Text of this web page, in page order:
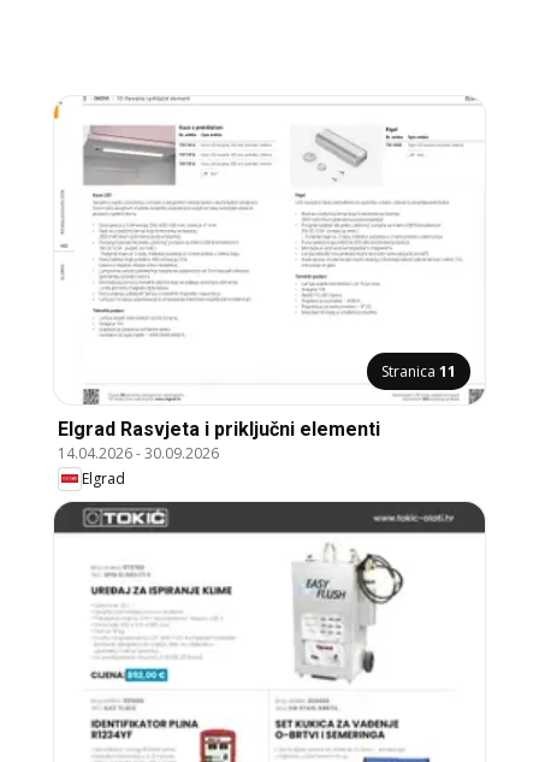
Stranica 11
Elgrad Rasvjeta i priključni elementi
14.04.2026-30.09.2026
Elgrad